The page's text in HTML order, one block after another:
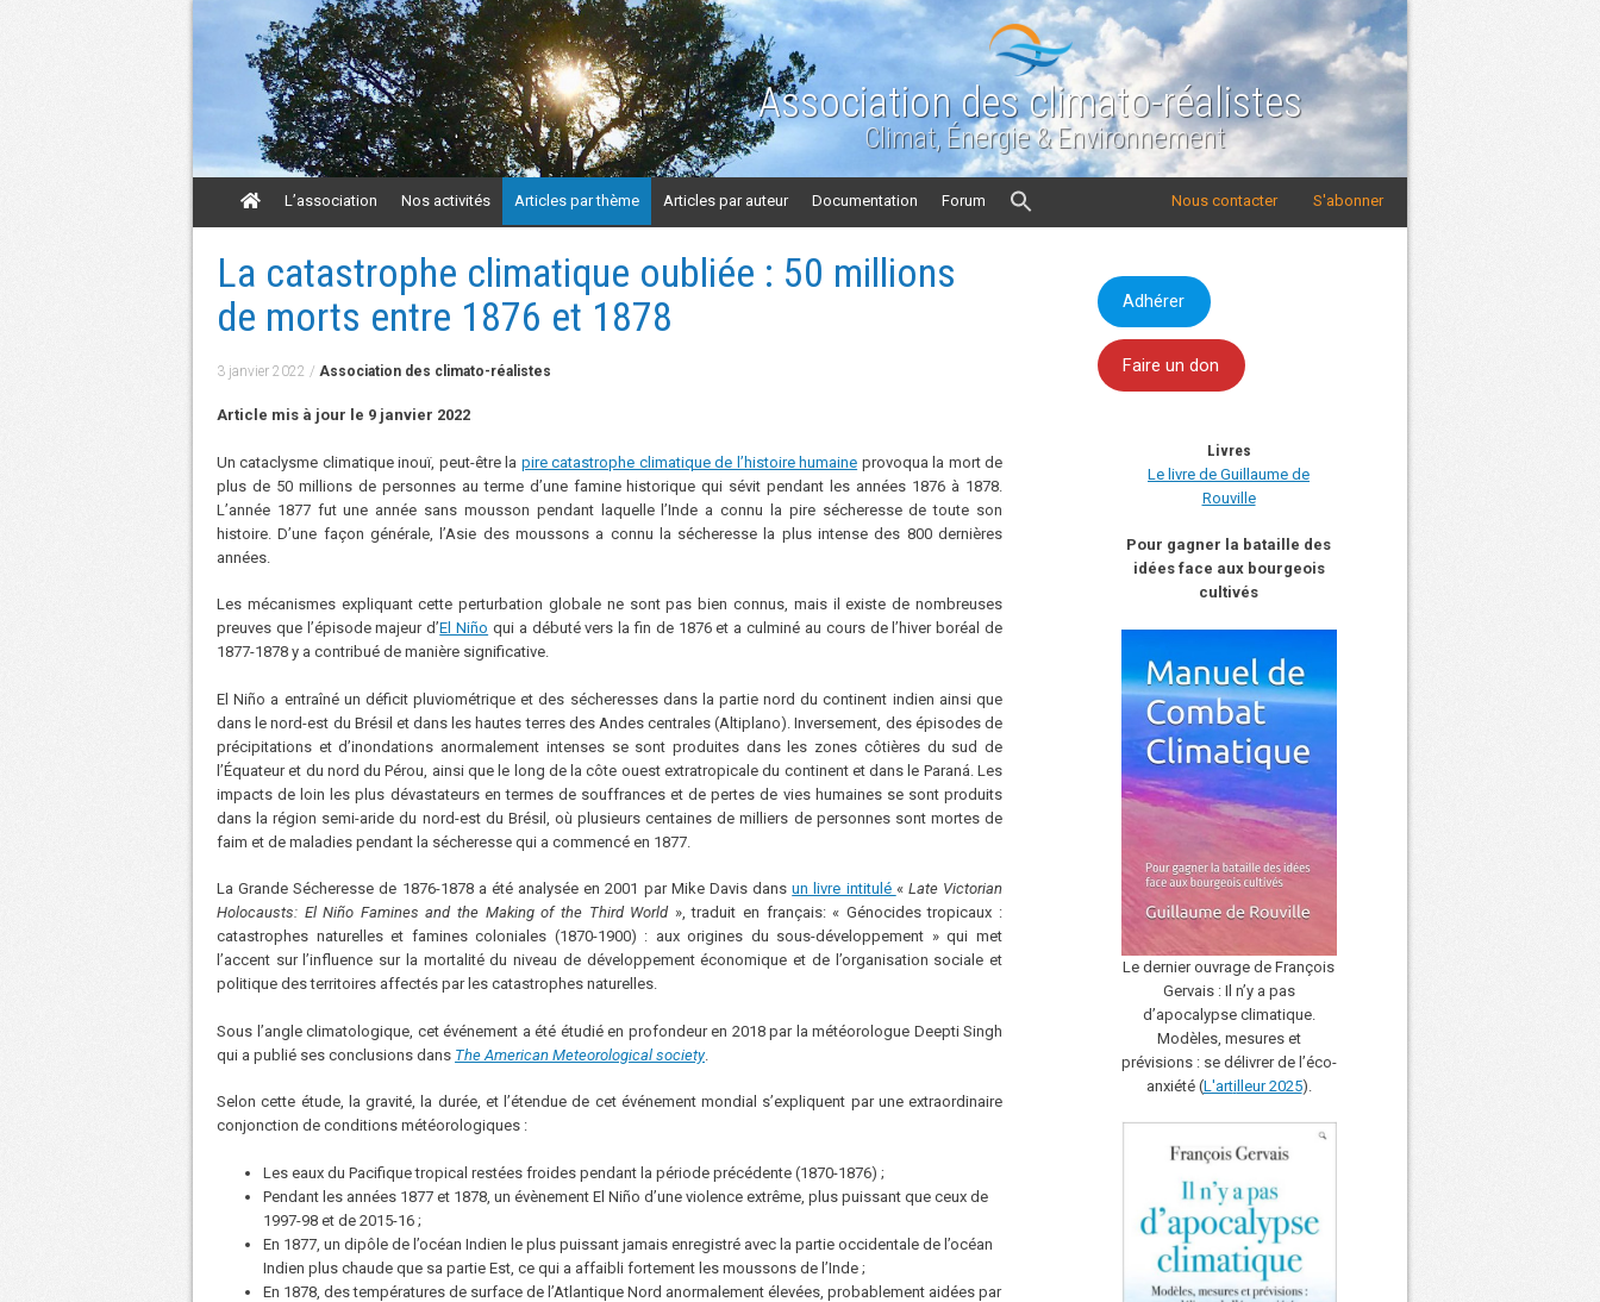
Association des climato-réalistes
Climat, Énergie & Environnement
L’association Nos activités Articles par thème Articles par auteur Documentation Forum S'abonner
Nous contacter
La catastrophe climatique oubliée : 50 millions
de morts entre 1876 et 1878
3 janvier 2022 / Association des climato-réalistes
Article mis à jour le 9 janvier 2022
Un cataclysme climatique inouï, peut-être la pire catastrophe climatique de l’histoire humaine provoqua la mort de
plus de 50 millions de personnes au terme d’une famine historique qui sévit pendant les années 1876 à 1878.
L’année 1877 fut une année sans mousson pendant laquelle l’Inde a connu la pire sécheresse de toute son
histoire. D’une façon générale, l’Asie des moussons a connu la sécheresse la plus intense des 800 dernières
années.
Les mécanismes expliquant cette perturbation globale ne sont pas bien connus, mais il existe de nombreuses
preuves que l’épisode majeur d’El Niño qui a débuté vers la fin de 1876 et a culminé au cours de l’hiver boréal de
1877-1878 y a contribué de manière significative.
El Niño a entraîné un déficit pluviométrique et des sécheresses dans la partie nord du continent indien ainsi que
dans le nord-est du Brésil et dans les hautes terres des Andes centrales (Altiplano). Inversement, des épisodes de
précipitations et d’inondations anormalement intenses se sont produites dans les zones côtières du sud de
l’Équateur et du nord du Pérou, ainsi que le long de la côte ouest extratropicale du continent et dans le Paraná. Les
impacts de loin les plus dévastateurs en termes de souffrances et de pertes de vies humaines se sont produits
dans la région semi-aride du nord-est du Brésil, où plusieurs centaines de milliers de personnes sont mortes de
faim et de maladies pendant la sécheresse qui a commencé en 1877.
La Grande Sécheresse de 1876-1878 a été analysée en 2001 par Mike Davis dansun livre intitulé « Late Victorian
Holocausts: El Niño Famines and the Making of the Third World », traduit en français: « Génocides tropicaux :
catastrophes naturelles et famines coloniales (1870-1900) : aux origines du sous-développement » qui met
l’accent sur l’influence sur la mortalité du niveau de développement économique et de l’organisation sociale et
politique des territoires affectés par les catastrophes naturelles.
Sous l’angle climatologique, cet événement a été étudié en profondeur en 2018 par la météorologue Deepti Singh
qui a publié ses conclusions dans The American Meteorological society.
Selon cette étude, la gravité, la durée, et l’étendue de cet événement mondial s’expliquent par une extraordinaire
conjonction de conditions météorologiques :
Les eaux du Pacifique tropical restées froides pendant la période précédente (1870-1876) ;
Pendant les années 1877 et 1878, un évènement El Niño d’une violence extrême, plus puissant que ceux de
1997-98 et de 2015-16 ;
En 1877, un dipôle de l’océan Indien le plus puissant jamais enregistré avec la partie occidentale de l’océan
Indien plus chaude que sa partie Est, ce qui a affaibli fortement les moussons de l’Inde ;
En 1878, des températures de surface de l’Atlantique Nord anormalement élevées, probablement aidées par
Adhérer
Faire un don
Livres
Le livre de Guillaume de
Rouville
Pour gagner la bataille des
idées face aux bourgeois
cultivés
Le dernier ouvrage de François
Gervais : Il n’y a pas
d’apocalypse climatique.
Modèles, mesures et
prévisions : se délivrer de l’éco-
anxiété (L'artilleur 2025).